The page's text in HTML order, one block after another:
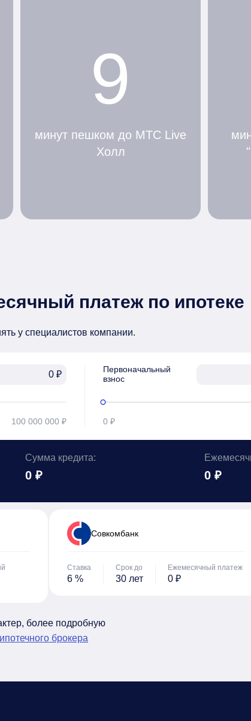
9
минут пешком до МТС Live
Холл
платеж по ипотеке
у специалистов компании.
₽
100 000 000 ₽
Первоначальный
взнос
0 ₽
Сумма кредита:
0 ₽ 0 ₽
Cовкомбанк
Ставка
6 %
Срок до
30 лет
Ежемесячный платеж
0 ₽
более подробную
ипотечного брокера